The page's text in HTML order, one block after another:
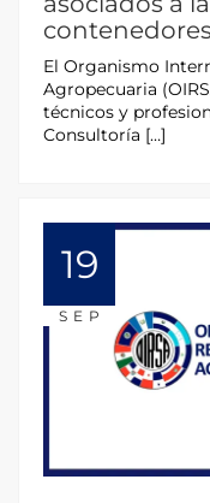
El Organismo
Agropecuaria
técnicos y
Consultoría […]
19
SEP